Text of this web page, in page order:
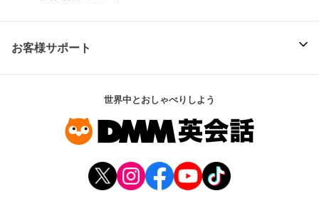
お客様サポート
世界中とおしゃべりしよう